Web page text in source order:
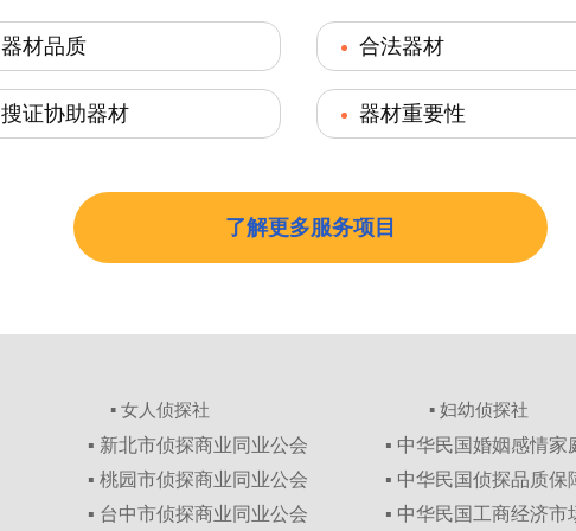
器材品质 合法器材
搜证协助器材 器材重要性
了解更多服务项目
▪ 女人侦探社 ▪ 妇幼侦探社
▪ 新北市侦探商业同业公会
▪ 桃园市侦探商业同业公会
▪ 台中市侦探商业同业公会
▪ 中华民国婚姻感情
▪ 中华民国侦探品质
▪ 中华民国工商经济